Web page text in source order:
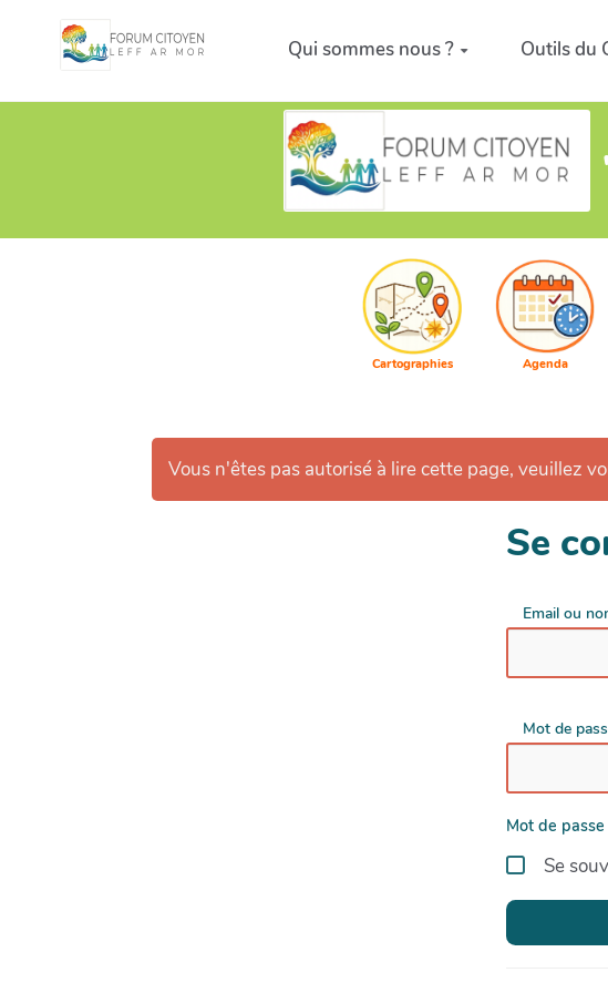
Aller au contenu principal
Qui sommes nous ?
Outils du
Cartographies Agenda
Vous n'êtes pas autorisé à lire cette page, veuillez
Se
Email ou
Mot de
Mot de
Se